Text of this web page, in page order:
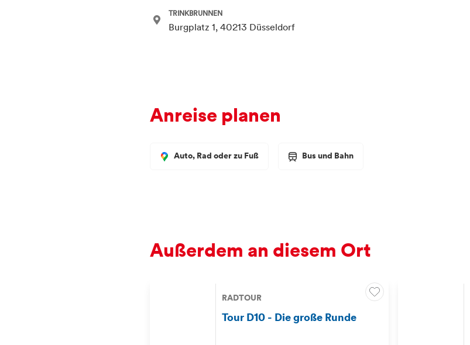
TRINKBRUNNEN
Burgplatz 1, 40213 Düsseldorf
Anreise planen
Auto, Rad oder zu Fuß Bus und Bahn
Außerdem an diesem Ort
RADTOUR
Tour D10 - Die große Runde